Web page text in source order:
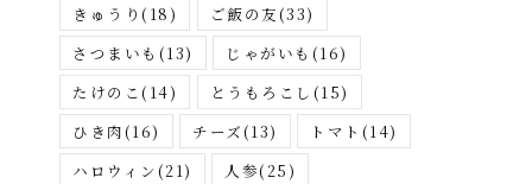
きゅうり (18) ご飯の友(33)
さつまいも (13) じゃがいも (16)
たけのこ(14) とうもろこし (15)
ひき肉(16) チーズ(13) トマト (14)
ハロウィン(21) 人参(25)